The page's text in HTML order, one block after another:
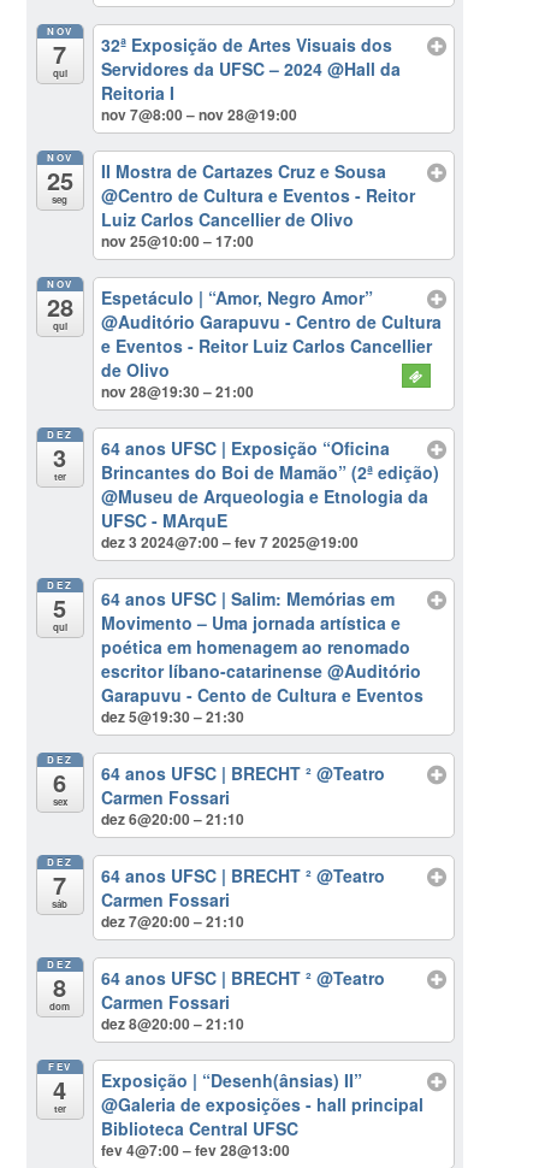
NOV
7
qui
32ª Exposição de Artes Visuais dos
Servidores da UFSC – 2024@Hall da
Reitoria I
nov 7@8:00 – nov 28@19:00
NOV
25
seg
II Mostra de Cartazes Cruz e Sousa
@Centro de Cultura e Eventos - Reitor
Luiz Carlos Cancellier de Olivo
nov 25@10:00 – 17:00
NOV
28
qui
Espetáculo | “Amor, Negro Amor”
@Auditório Garapuvu - Centro de Cultura
e Eventos - Reitor Luiz Carlos Cancellier
de Olivo
nov 28@19:30 – 21:00
DEZ
3
ter
64 anos UFSC | Exposição “Oficina
Brincantes do Boi de Mamão” (2ª edição)
@Museu de Arqueologia e Etnologia da
UFSC - MArquE
dez 3 2024@7:00 – fev 7 2025@19:00
DEZ
5
qui
64 anos UFSC | Salim: Memórias em
Movimento – Uma jornada artística e
poética em homenagem ao renomado
escritor líbano-catarinense@Auditório
Garapuvu - Cento de Cultura e Eventos
dez 5@19:30 – 21:30
DEZ
6
sex
64 anos UFSC | BRECHT ²@Teatro
Carmen Fossari
dez 6@20:00 – 21:10
DEZ
7
sáb
64 anos UFSC | BRECHT ²@Teatro
Carmen Fossari
dez 7@20:00 – 21:10
DEZ
8
dom
64 anos UFSC | BRECHT ²@Teatro
Carmen Fossari
dez 8@20:00 – 21:10
FEV
4
ter
Exposição | “Desenh(ânsias) II”
@Galeria de exposições - hall principal
Biblioteca Central UFSC
fev 4@7:00 – fev 28@13:00